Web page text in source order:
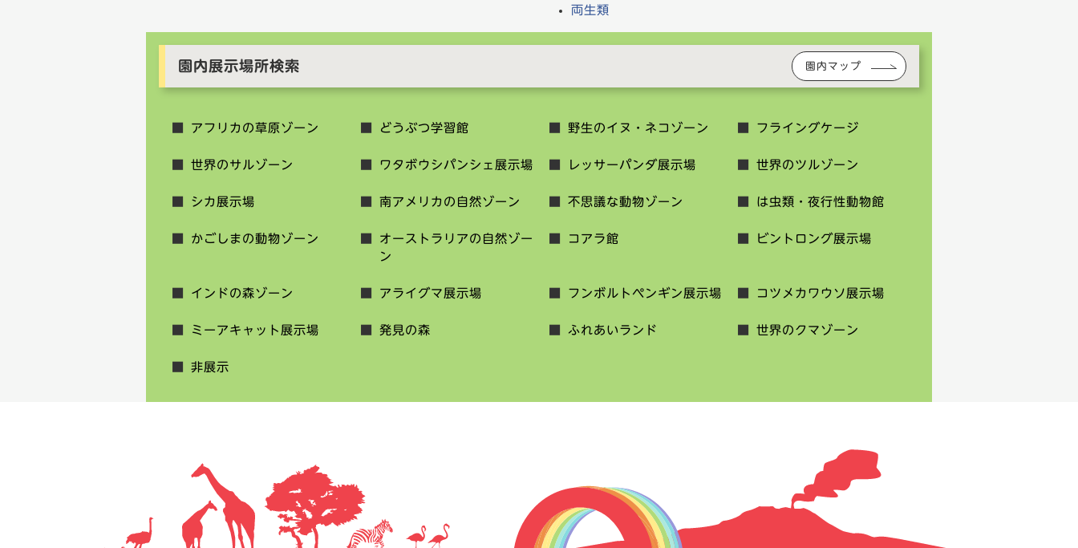
両生類
園内展示場所検索 園内マップ
アフリカの草原ゾーン どうぶつ学習館 野生のイヌ・ネコゾーン フライングケージ
世界のサルゾーン ワタボウシパンシェ展示場 レッサーパンダ展示場 世界のツルゾーン
シカ展示場 南アメリカの自然ゾーン 不思議な動物ゾーン は虫類・夜行性動物館
かごしまの動物ゾーン
オーストラリアの自然ゾー
ン
コアラ館 ビントロング展示場
インドの森ゾーン アライグマ展示場 フンボルトペンギン展示場 コツメカワウソ展示場
ミーアキャット展示場 発見の森 ふれあいランド 世界のクマゾーン
非展示